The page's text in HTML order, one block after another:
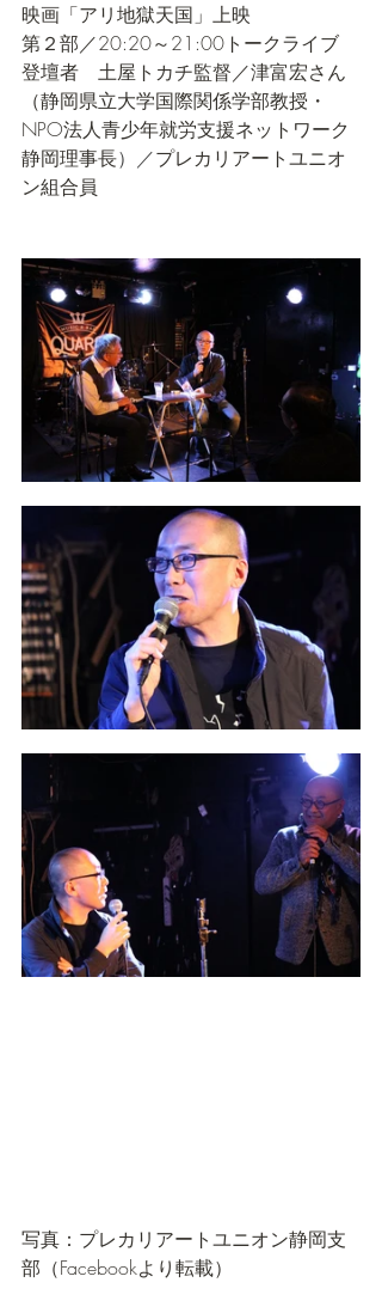
映画「アリ地獄天国」上映
第２部／20:20～21:00トークライブ
登壇者　土屋トカチ監督／津富宏さん
（静岡県立大学国際関係学部教授・
NPO法人青少年就労支援ネットワーク
静岡理事長）／プレカリアートユニオ
ン組合員
写真：プレカリアートユニオン静岡支
部（Facebookより転載）